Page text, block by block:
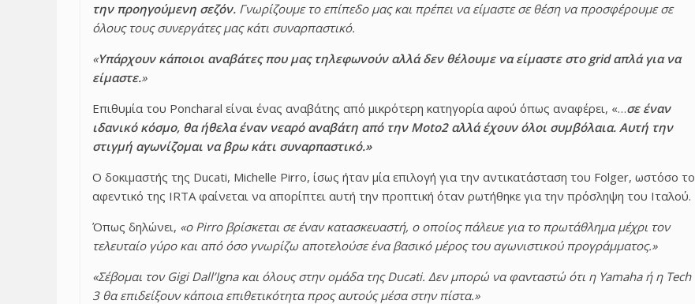
την προηγούμενη σεζόν. Γνωρίζουμε το επίπεδο μας και πρέπει να είμαστε σε θέση να προσφέρουμε σε
όλους τους συνεργάτες μας κάτι συναρπαστικό.
«Υπάρχουν κάποιοι αναβάτες που μας τηλεφωνούν αλλά δεν θέλουμε να είμαστε στο grid απλά για να
είμαστε.»
Επιθυμία του Poncharal είναι ένας αναβάτης από μικρότερη κατηγορία αφού όπως αναφέρει, «…σε έναν
ιδανικό κόσμο, θα ήθελα έναν νεαρό αναβάτη από την Motο2 αλλά έχουν όλοι συμβόλαια. Αυτή την
στιγμή αγωνίζομαι να βρω κάτι συναρπαστικό.»
Ο δοκιμαστής της Ducati, Michelle Pirro, ίσως ήταν μία επιλογή για την αντικατάσταση του Folger, ωστόσο το
αφεντικό της IRTA φαίνεται να απορίπτει αυτή την προπτική όταν ρωτήθηκε για την πρόσληψη του Ιταλού.
Όπως δηλώνει, «ο Pirro βρίσκεται σε έναν κατασκευαστή, ο οποίος πάλευε για το πρωτάθλημα μέχρι τον
τελευταίο γύρο και από όσο γνωρίζω αποτελούσε ένα βασικό μέρος του αγωνιστικού προγράμματος.»
«Σέβομαι τον Gigi Dall’Igna και όλους στην ομάδα της Ducati. Δεν μπορώ να φανταστώ ότι η Yamaha ή η Tech
3 θα επιδείξουν κάποια επιθετικότητα προς αυτούς μέσα στην πίστα.»